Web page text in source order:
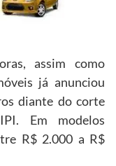
assim como
já anunciou
diante do corte
Em modelos
R$ 2.000 a R$